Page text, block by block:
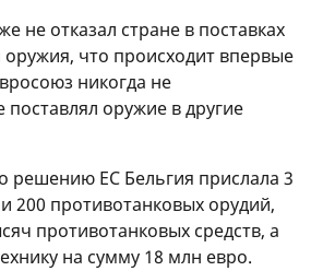
не отказал стране в поставках
что происходит впервые
никогда не
оружие в другие
решению ЕС Бельгия прислала 3
200 противотанковых орудий,
противотанковых средств, а
на сумму 18 млн евро.